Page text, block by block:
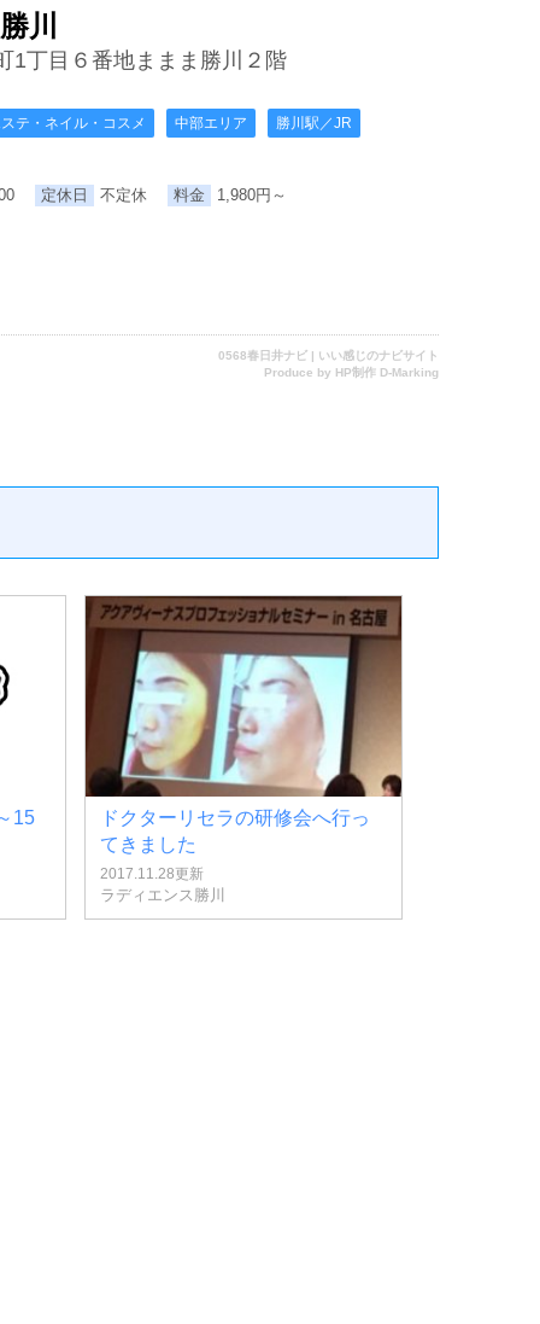
川
1丁目６番地ままま勝川２階
テ・ネイル・コスメ 中部エリア
勝川駅／JR
00 定休日 不定休 料金 1,980円～
0568春日井ナビ | いい感じのナビサイト
Produce by HP制作 D-Marking
15
ドクターリセラの研修会へ行っ
てきました
2017.11.28更新
ラディエンス勝川